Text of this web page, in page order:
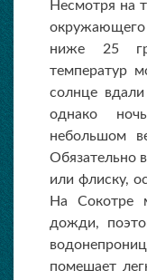
Несмотря на
окружающего
ниже 25
температур
солнце
однако
небольшом
Обязательно
или флиску,
На Сокотре
дожди,
помешает